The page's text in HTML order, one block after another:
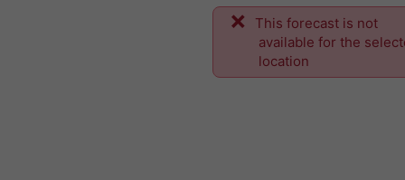
This forecast is not
available for the
location